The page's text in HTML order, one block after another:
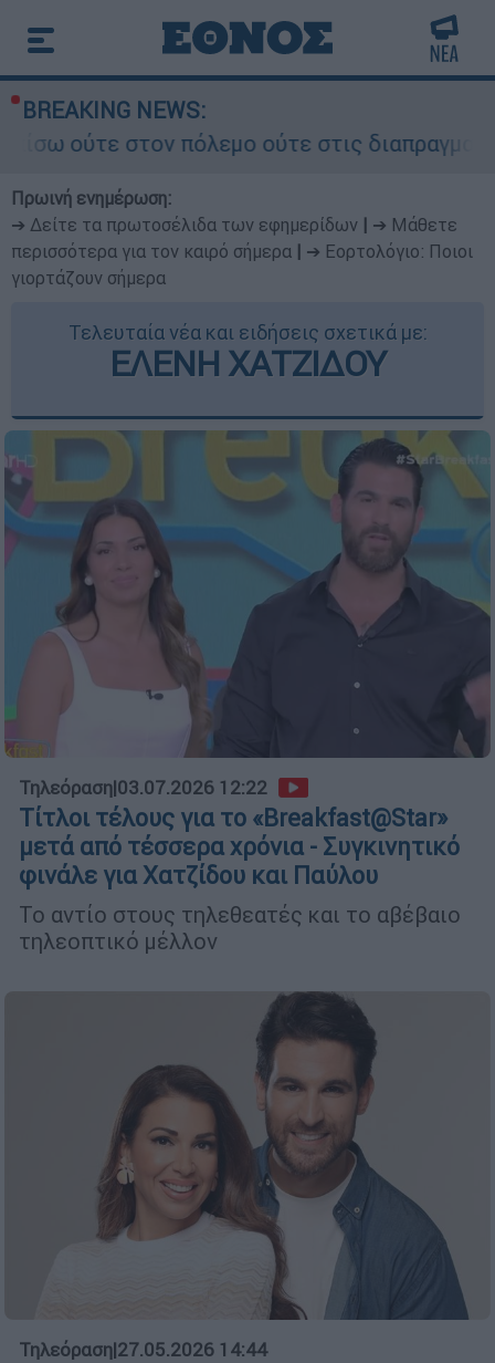
BREAKING NEWS:
πόλεμο ούτε στις διαπραγματεύσεις» - Οι
Πρωινή ενημέρωση:
➔ Δείτε τα πρωτοσέλιδα των εφημερίδων
➔ Μάθετε
περισσότερα για τον καιρό σήμερα
➔ Εορτολόγιο: Ποιοι
γιορτάζουν σήμερα
Τελευταία νέα και ειδήσεις σχετικά με:
ΕΛΕΝΗ ΧΑΤΖΙΔΟΥ
Τηλεόραση|03.07.2026 12:22
Τίτλοι τέλους για το «Breakfast@Star»
μετά από τέσσερα χρόνια - Συγκινητικό
φινάλε για Χατζίδου και Παύλου
Το αντίο στους τηλεθεατές και το αβέβαιο
τηλεοπτικό μέλλον
Τηλεόραση|27.05.2026 14:44